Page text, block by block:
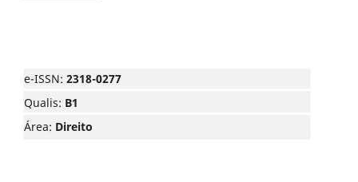
e-ISSN: 2318-0277
Qualis: B1
Área: Direito